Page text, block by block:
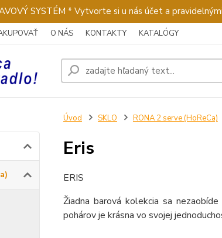
SYSTÉM * Vytvorte si u nás účet a
O NÁS KONTAKTY KATALÓGY
Úvod SKLO RONA 2 serve (HoReCa)
Eris
ERIS
Žiadna barová kolekcia sa
pohárov je krásna vo svojej